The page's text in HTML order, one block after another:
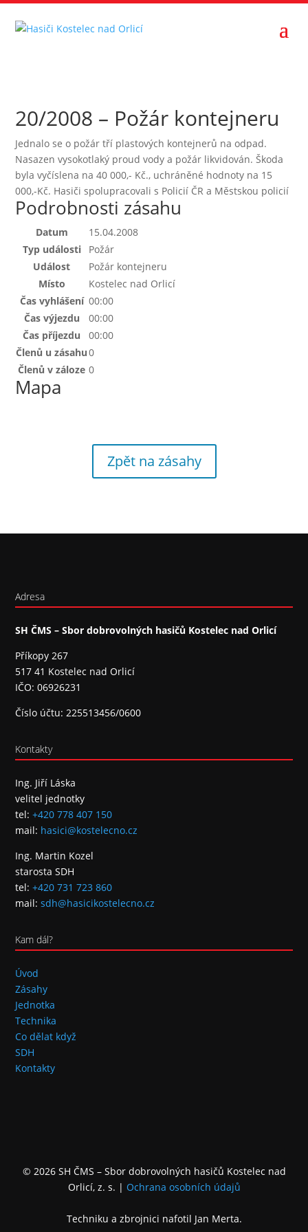
20/2008 – Požár kontejneru
Jednalo se o požár tří plastových kontejnerů na odpad.
Nasazen vysokotlaký proud vody a požár likvidován. Škoda
byla vyčíslena na 40 000,- Kč., uchráněné hodnoty na 15
000,-Kč. Hasiči spolupracovali s Policií ČR a Městskou policií
Podrobnosti zásahu
Datum
15.04.2008
Typ události
Požár
Událost
Požár kontejneru
Místo
Kostelec nad Orlicí
Čas vyhlášení 00:00
Čas výjezdu
00:00
Čas příjezdu
00:00
Členů u zásahu0
Členů v záloze 0
Mapa
Zpět na zásahy
Adresa
SH ČMS – Sbor dobrovolných hasičů Kostelec nad Orlicí
Příkopy 267
517 41 Kostelec nad Orlicí
IČO: 06926231
Číslo účtu: 225513456/0600
Kontakty
Ing. Jiří Láska
velitel jednotky
tel:+420 778 407 150
mail: hasici@kostelecno.cz
Ing. Martin Kozel
starosta SDH
tel:+420 731 723 860
mail:sdh@hasicikostelecno.cz
Kam dál?
Úvod
Zásahy
Jednotka
Technika
Co dělat když
SDH
Kontakty
© 2026 SH ČMS – Sbor dobrovolných hasičů Kostelec nad
Orlicí, z. s. | Ochrana osobních údajů
Techniku a zbrojnici nafotil Jan Merta.